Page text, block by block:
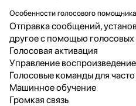
Особенности голосового помощника
Отправка сообщений,
другое с помощью
Голосовая активация
Управление
Голосовые команды для
Машинное обучение
Громкая связь